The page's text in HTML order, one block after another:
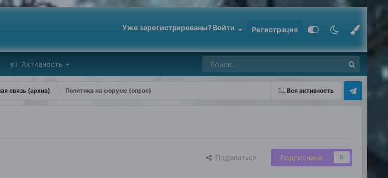
Уже зарегистрированы? Войти Регистрация
Активность
Вся активность
связь (архив) Политика на форуме (опрос)
Поделиться Подписчики 0